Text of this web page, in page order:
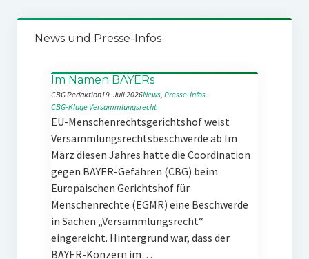
News und Presse-Infos
Im Namen BAYERs
CBG Redaktion19. Juli 2026News, Presse-Infos
CBG-Klage Versammlungsrecht
EU-Menschenrechtsgerichtshof weist
Versammlungsrechtsbeschwerde ab Im
März diesen Jahres hatte die Coordination
gegen BAYER-Gefahren (CBG) beim
Europäischen Gerichtshof für
Menschenrechte (EGMR) eine Beschwerde
in Sachen „Versammlungsrecht“
eingereicht. Hintergrund war, dass der
BAYER-Konzern im…